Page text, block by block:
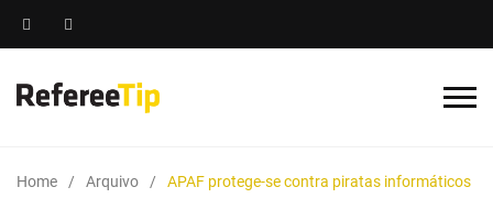
Home Arquivo APAF protege-se contra piratas informáticos